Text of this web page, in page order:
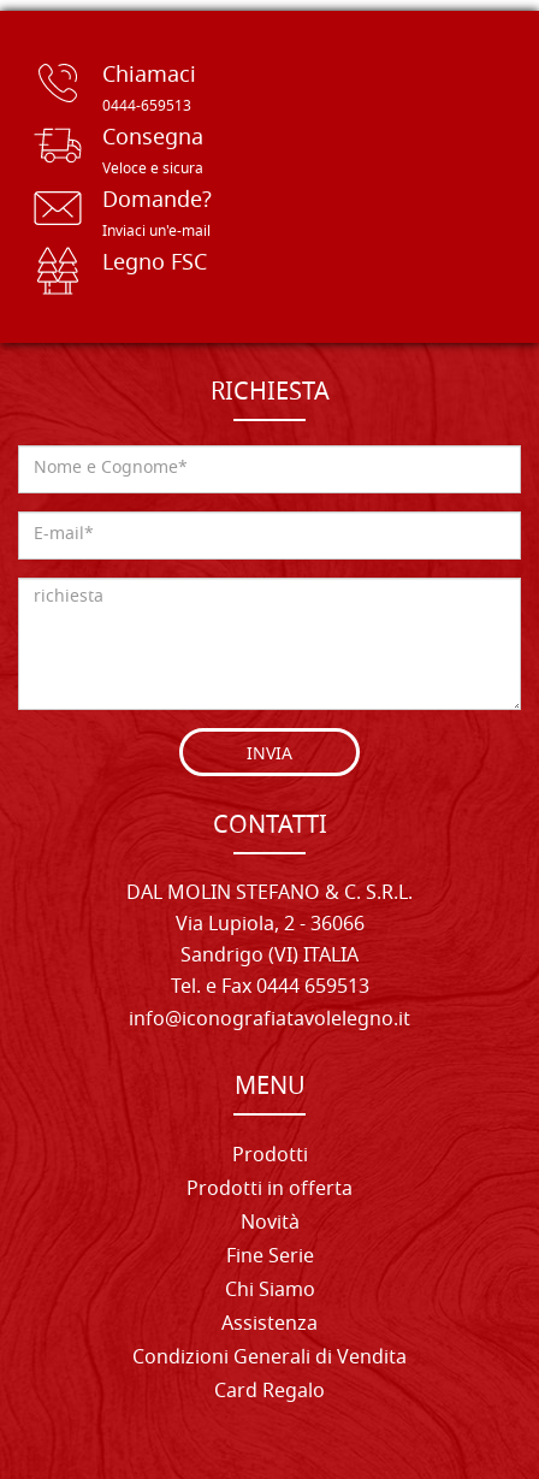
Chiamaci
0444-659513
Consegna
Veloce e sicura
Domande?
Inviaci un'e-mail
Legno FSC
RICHIESTA
INVIA
CONTATTI
DAL MOLIN STEFANO & C. S.R.L.
Via Lupiola, 2 - 36066
Sandrigo (VI) ITALIA
Tel. e Fax 0444 659513
info@iconografiatavolelegno.it
MENU
Prodotti
Prodotti in offerta
Novità
Fine Serie
Chi Siamo
Assistenza
Condizioni Generali di Vendita
Card Regalo